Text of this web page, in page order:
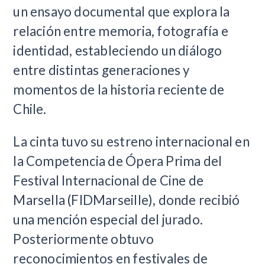
un ensayo documental que explora la
relación entre memoria, fotografía e
identidad, estableciendo un diálogo
entre distintas generaciones y
momentos de la historia reciente de
Chile.
La cinta tuvo su estreno internacional en
la Competencia de Ópera Prima del
Festival Internacional de Cine de
Marsella (FIDMarseille), donde recibió
una mención especial del jurado.
Posteriormente obtuvo
reconocimientos en festivales de